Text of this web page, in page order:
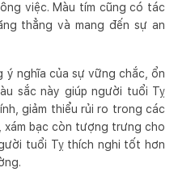
việc. Màu tím cũng có tác
thẳng và mang đến sự an
ý nghĩa của sự vững chắc, ổn
sắc này giúp người tuổi Tỵ
giảm thiểu rủi ro trong các
bạc còn tượng trưng cho
tuổi Tỵ thích nghi tốt hơn